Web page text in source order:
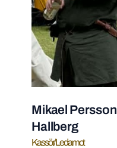
Mikael Persson
Hallberg
Kassör/Ledamot